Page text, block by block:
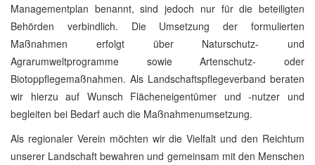
Managementplan benannt, sind jedoch nur für die beteiligten
Behörden verbindlich. Die Umsetzung der formulierten
Maßnahmen erfolgt über Naturschutz- und
Agrarumweltprogramme sowie Artenschutz- oder
Biotoppflegemaßnahmen. Als Landschaftspflegeverband beraten
wir hierzu auf Wunsch Flächeneigentümer und -nutzer und
begleiten bei Bedarf auch die Maßnahmenumsetzung.
Als regionaler Verein möchten wir die Vielfalt und den Reichtum
unserer Landschaft bewahren und gemeinsam mit den Menschen